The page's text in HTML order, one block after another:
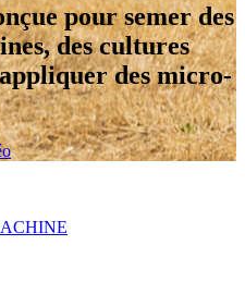
pour semer des
des cultures
des micro-